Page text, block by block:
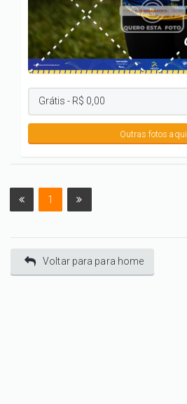
Outras fotos aqui
1
Voltar para para home